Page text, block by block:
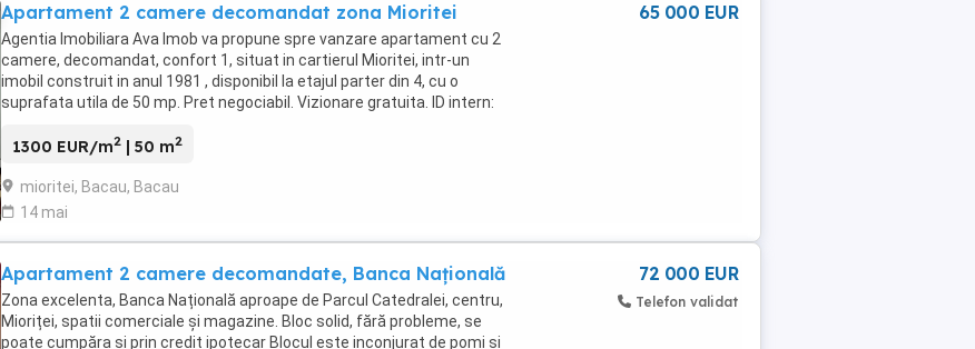
Apartament 2 camere decomandat zona Mioritei
Agentia Imobiliara Ava Imob va propune spre vanzare apartament cu 2
camere, decomandat, confort 1, situat in cartierul Mioritei, intr-un
imobil construit in anul 1981 , disponibil la etajul parter din 4, cu o
suprafata utila de 50 mp. Pret negociabil. Vizionare gratuita. ID intern:
1300 EUR/m2 | 50 m2
mioritei, Bacau, Bacau
14 mai
65 000 EUR
Apartament 2 camere decomandate, Banca Națională
Zona excelenta, Banca Națională aproape de Parcul Catedralei, centru,
Mioriței, spatii comerciale și magazine. Bloc solid, fără probleme, se
poate cumpăra și prin credit ipotecar Blocul este inconjurat de pomi și
72 000 EUR
Telefon validat